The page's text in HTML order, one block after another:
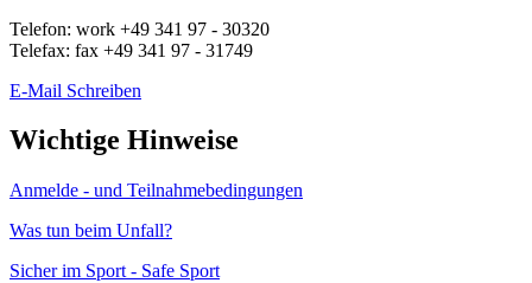
Telefon: work +49 341 97 - 30320
Telefax: fax +49 341 97 - 31749
E-Mail Schreiben
Wichtige Hinweise
Anmelde - und Teilnahmebedingungen
Was tun beim Unfall?
Sicher im Sport - Safe Sport